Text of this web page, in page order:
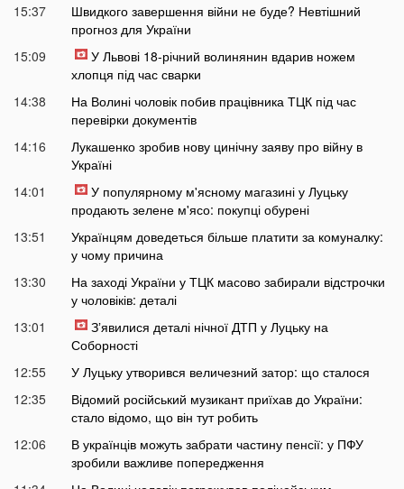
15:37
Швидкого завершення війни не буде? Невтішний
прогноз для України
15:09
У Львові 18-річний волинянин вдарив ножем
хлопця під час сварки
14:38
На Волині чоловік побив працівника ТЦК під час
перевірки документів
14:16
Лукашенко зробив нову цинічну заяву про війну в
Україні
14:01
У популярному м'ясному магазині у Луцьку
продають зелене м'ясо: покупці обурені
13:51
Українцям доведеться більше платити за комуналку:
у чому причина
13:30
На заході України у ТЦК масово забирали відстрочки
у чоловіків: деталі
13:01
Зʼявилися деталі нічної ДТП у Луцьку на
Соборності
12:55
У Луцьку утворився величезний затор: що сталося
12:35
Відомий російський музикант приїхав до України:
стало відомо, що він тут робить
12:06
В українців можуть забрати частину пенсії: у ПФУ
зробили важливе попередження